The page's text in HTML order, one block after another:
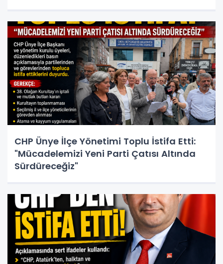
CHP Ünye İlçe Yönetimi Toplu İstifa Etti:
"Mücadelemizi Yeni Parti Çatısı Altında
Sürdüreceğiz"